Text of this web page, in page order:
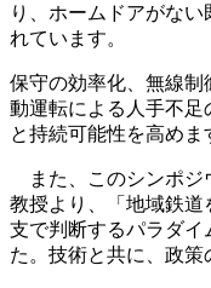
り、ホームドアがな
れています。
保守の効率化、無線制
動運転による人手不
と持続可能性を高めま
また、このシンポジ
教授より、「地域鉄道
支で判断するパラダイ
た。技術と共に、政策